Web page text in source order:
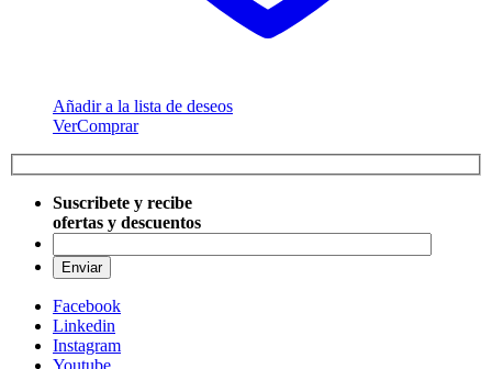
Añadir a la lista de deseos
VerComprar
Suscribete y recibe
ofertas y descuentos
Facebook
Linkedin
Instagram
Youtube